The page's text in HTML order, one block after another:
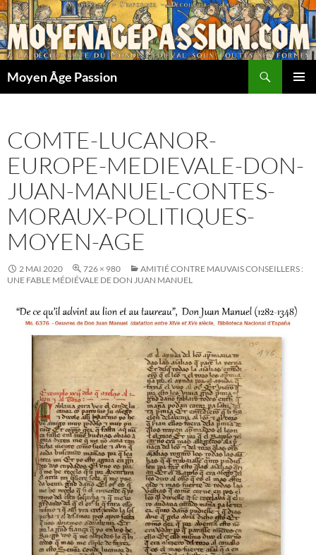
Aller
au
contenu
Moyen Âge Passion
COMTE-LUCANOR-
EUROPE-MEDIEVALE-DON-
JUAN-MANUEL-CONTES-
MORAUX-POLITIQUES-
MOYEN-AGE
2 MAI 2020 726 × 980
AMITIÉ CONTRE MAUVAIS CONSEILLERS :
UNE FABLE MÉDIÉVALE DE DON JUAN MANUEL